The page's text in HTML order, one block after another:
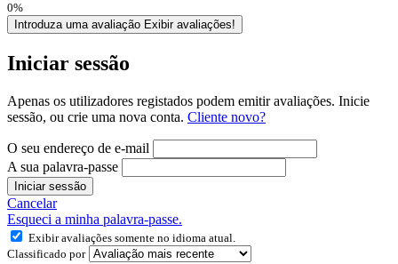
0%
Introduza uma avaliação Exibir avaliações!
Iniciar sessão
Apenas os utilizadores registados podem emitir avaliações. Inicie
sessão, ou crie uma nova conta. Cliente novo?
O seu endereço de e-mail
A sua palavra-passe
Iniciar sessão
Cancelar
Esqueci a minha palavra-passe.
Exibir avaliações somente no idioma atual.
Classificado por